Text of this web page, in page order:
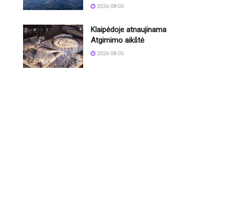
2026-08-05
Klaipėdoje atnaujinama
Atgimimo aikštė
2026-08-05